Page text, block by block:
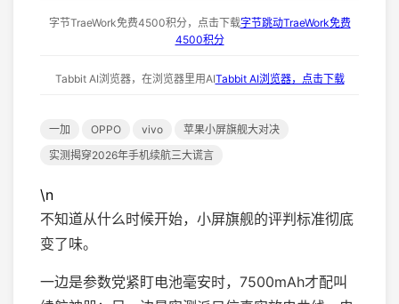
字节TraeWork免费4500积分，点击下载字节跳动TraeWork免费
4500积分
Tabbit AI浏览器，在浏览器里用AITabbit AI浏览器，点击下载
一加 OPPO vivo
苹果小屏旗舰大对决
实测揭穿2026年手机续航三大谎言
\n
不知道从什么时候开始，小屏旗舰的评判标准彻底
变了味。
一边是参数党紧盯电池毫安时，7500mAh才配叫